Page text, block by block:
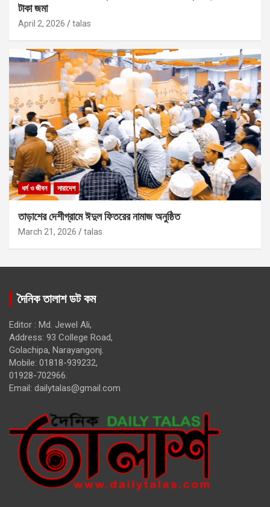
টাকা জমা
April 2, 2026 talas
ধর্ম ও জীবন সারাদেশ
তাড়াশের দেশীগ্রামে ঈদুল ফিতরের নামাজ অনুষ্ঠিত
March 21, 2026 talas
দৈনিক তালাশ ডট কম
Editor : Md. Jewel Ali,
Address: 93 College Road,
Golachipa, Narayangonj.
Mobile: 01818-939232,
01928-702966.
Email: dailytalas@gmail.com